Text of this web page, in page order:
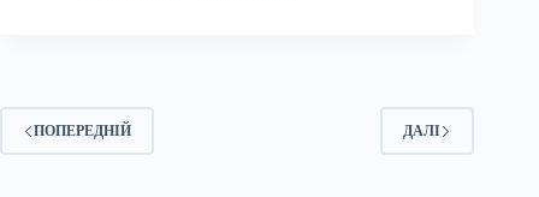
ПОПЕРЕДНІЙ ДАЛІ